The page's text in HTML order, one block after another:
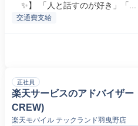
✨】 「人と話すのが好き」「...
交通費支給
正社員
楽天サービスのアドバイザー
CREW)
楽天モバイル テックランド羽曳野店